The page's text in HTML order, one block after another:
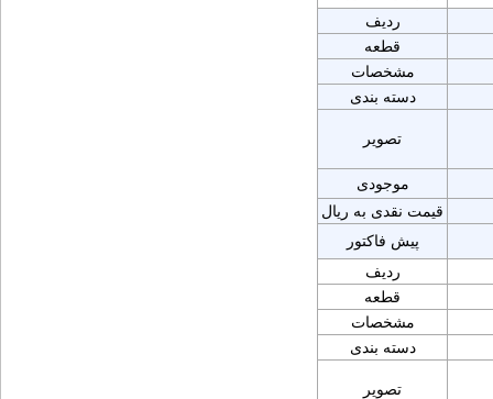
ردیف
قطعه
مشخصات
دسته بندی
تصویر
موجودی
قیمت نقدی به ریال
پیش فاکتور
ردیف
قطعه
مشخصات
دسته بندی
تصویر